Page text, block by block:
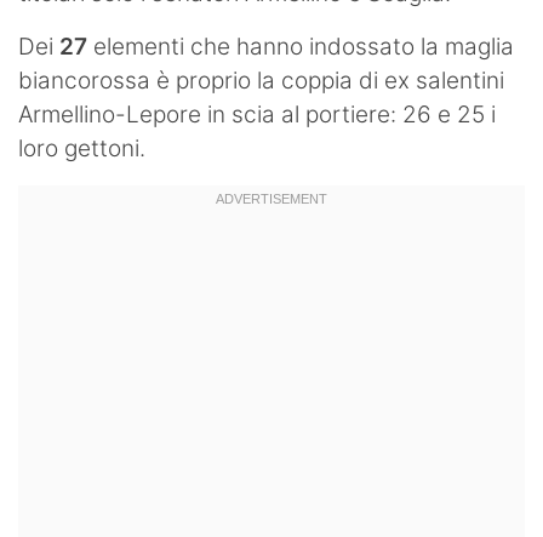
Altre
News
Dei 27 elementi che hanno indossato la maglia
biancorossa è proprio la coppia di ex salentini
Armellino-Lepore in scia al portiere: 26 e 25 i
loro gettoni.